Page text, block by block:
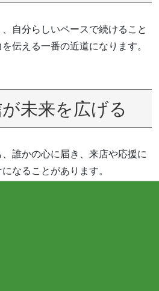
自分らしいペースで続けること
伝える一番の近道になります。
未来を広げる
誰かの心に届き、来店や応援に
なることがあります。
も続ける意味
でも、発信を続けることで、少